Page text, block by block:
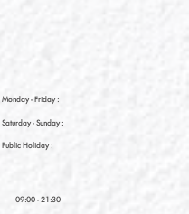
Monday - Friday :
Saturday- Sunday :
Public Holiday :
09:00 - 21:30